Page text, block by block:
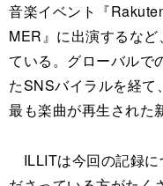
音楽イベント『
MER』に出演するな
ている。グローバルで
たSNSバイラルを経て
最も楽曲が再生された
ILLITは今回の記録に